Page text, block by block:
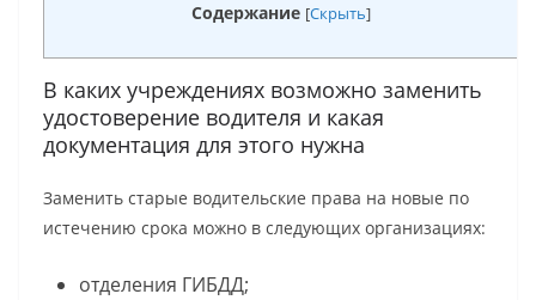
Содержание [Скрыть]
В каких учреждениях возможно заменить
удостоверение водителя и какая
документация для этого нужна
Заменить старые водительские права на новые по
истечению срока можно в следующих организациях:
отделения ГИБДД;